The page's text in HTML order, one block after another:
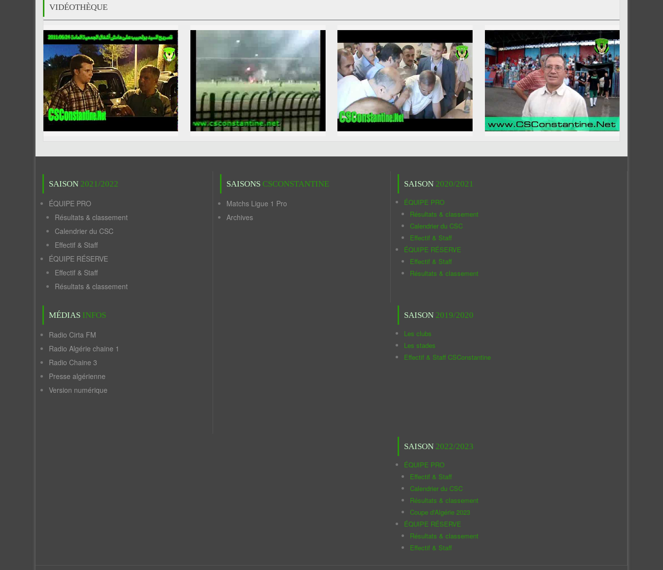
VIDÉOTHÈQUE
SAISON 2021/2022
ÉQUIPE PRO
Résultats & classement
Calendrier du CSC
Effectif & Staff
ÉQUIPE RÉSERVE
Effectif & Staff
Résultats & classement
MÉDIAS INFOS
Radio Cirta FM
Radio Algérie chaine 1
Radio Chaine 3
Presse algérienne
Version numérique
SAISONS CSCONSTANTINE
Matchs Ligue 1 Pro
Archives
SAISON 2020/2021
ÉQUIPE PRO
Résultats & classement
Calendrier du CSC
Effectif & Staff
ÉQUIPE RÉSERVE
Effectif & Staff
Résultats & classement
SAISON 2019/2020
Les clubs
Les stades
Effectif & Staff CSConstantine
SAISON 2022/2023
ÉQUIPE PRO
Effectif & Staff
Calendrier du CSC
Résultats & classement
Coupe d'Algérie 2023
ÉQUIPE RÉSERVE
Résultats & classement
Effectif & Staff